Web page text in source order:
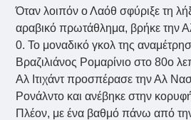
Όταν λοιπόν ο Λαόθ σφύριξε τη
αραβικό πρωτάθλημα, βρήκε την Αλ
0. Το μοναδικό γκολ της
Βραζιλιάνος Ρομαρίνιο στο 80ο
Αλ Ιτιχάντ προσπέρασε την Αλ
Ρονάλντο και ανέβηκε στην
Πλέον, με ένα βαθμό πάνω από